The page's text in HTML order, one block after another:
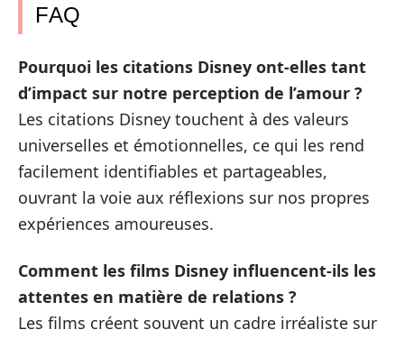
FAQ
Pourquoi les citations Disney ont-elles tant
d’impact sur notre perception de l’amour ?
Les citations Disney touchent à des valeurs
universelles et émotionnelles, ce qui les rend
facilement identifiables et partageables,
ouvrant la voie aux réflexions sur nos propres
expériences amoureuses.
Comment les films Disney influencent-ils les
attentes en matière de relations ?
Les films créent souvent un cadre irréaliste sur